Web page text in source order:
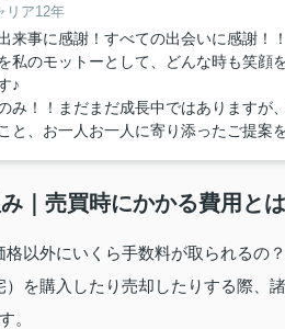
リア12年
来事に感謝！すべての出会いに感謝！！
私のモットーとして、どんな時も笑顔
♪
み！！まだまだ成長中ではありますが
と、お一人お一人に寄り添ったご提
｜売買時にかかる費用とは
格以外にいくら手数料が取られるの？
を購入したり売却したりする際、
。